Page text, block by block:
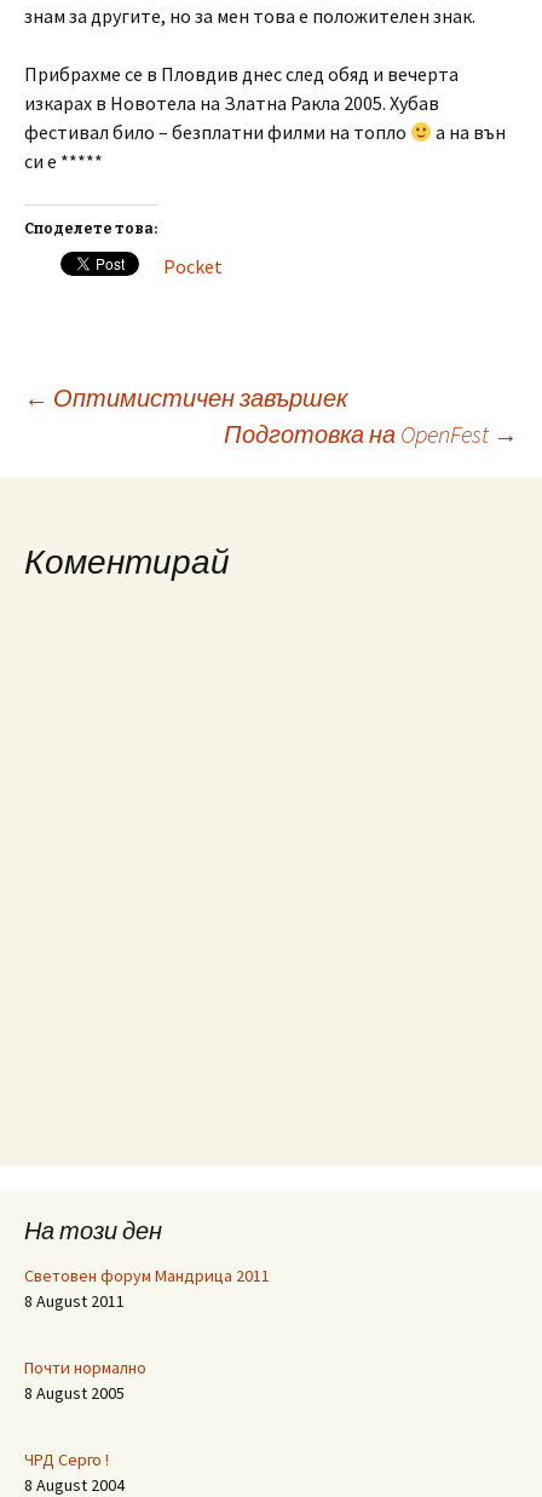
знам за другите, но за мен това е положителен знак.
Прибрахме се в Пловдив днес след обяд и вечерта
изкарах в Новотела на Златна Ракла 2005. Хубав
фестивал било – безплатни филми на топло
а на вън
си е *****
Споделете това:
Pocket
Post
navigation
← Оптимистичен завършек
Подготовка на OpenFest →
Коментирай
На този ден
Световен форум Мандрица 2011
8 August 2011
Почти нормално
8 August 2005
ЧРД Серго !
8 August 2004